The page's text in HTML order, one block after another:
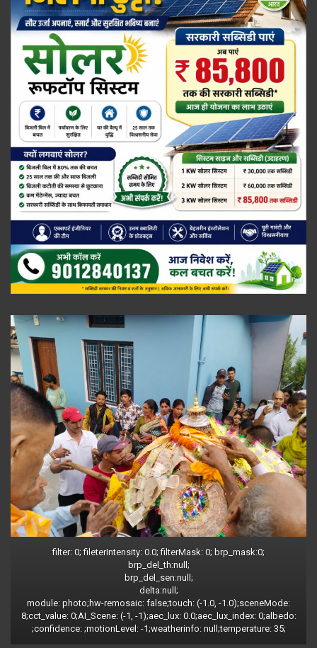
filter: 0; fileterIntensity: 0.0; filterMask: 0; brp_mask:0;
brp_del_th:null;
brp_del_sen:null;
delta:null;
module: photo;hw-remosaic: false;touch: (-1.0, -1.0);sceneMode:
8;cct_value: 0;AI_Scene: (-1, -1);aec_lux: 0.0;aec_lux_index: 0;albedo:
;confidence: ;motionLevel: -1;weatherinfo: null;temperature: 35;